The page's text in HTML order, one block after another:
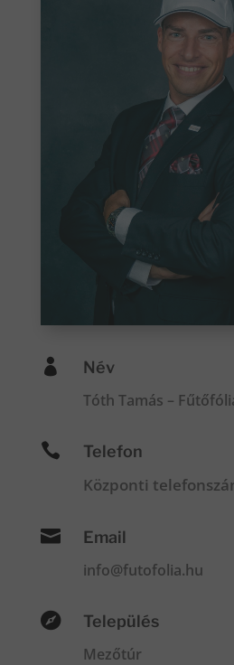
 Név
Tóth Tamás –
 Telefon
Központi
 Email
info@futofolia.hu
 Település
Mezőtúr